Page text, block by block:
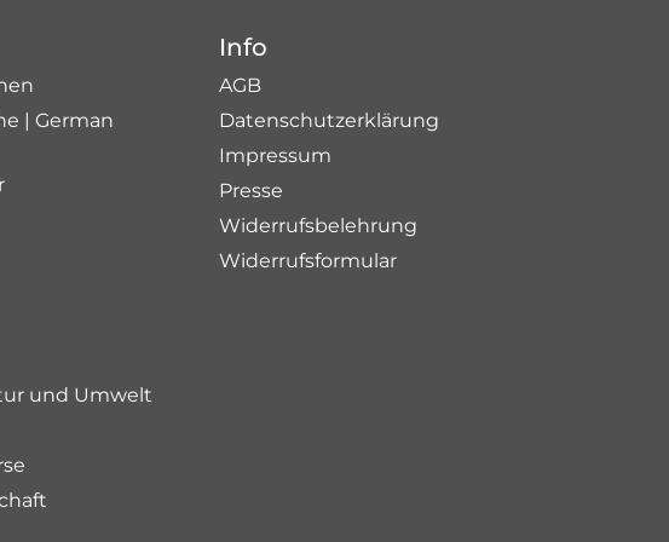
| German
und Umwelt
Info
AGB
Datenschutzerklärung
Impressum
Presse
Widerrufsbelehrung
Widerrufsformular